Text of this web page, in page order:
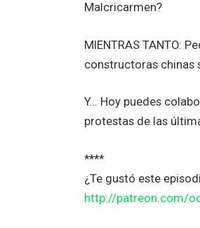
Malcricarmen?
MIENTRAS TANTO:
constructoras chinas
Y… Hoy puedes
protestas de las
****
¿Te gustó este
http://patreon.com/